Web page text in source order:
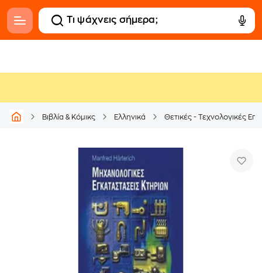
Βιβλία & Κόμικς Ελληνικά Θετικές - Τεχνολογικές